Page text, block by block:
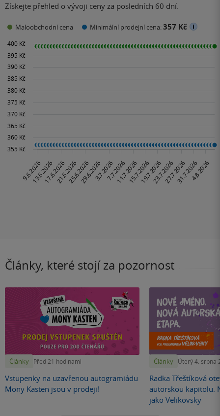
Získejte přehled o vývoji ceny za posledních 60 dní.
Maloobchodní cena Minimální prodejní cena:357 Kč
Články, které stojí za pozornost
Články Před 21 hodinami
Vstupenky na uzavřenou autogramiádu
Mony Kasten jsou v prodeji!
Články Úterý 4. srpna
Radka Třeštíková
autorskou kapitolu.
jako Velikovsky